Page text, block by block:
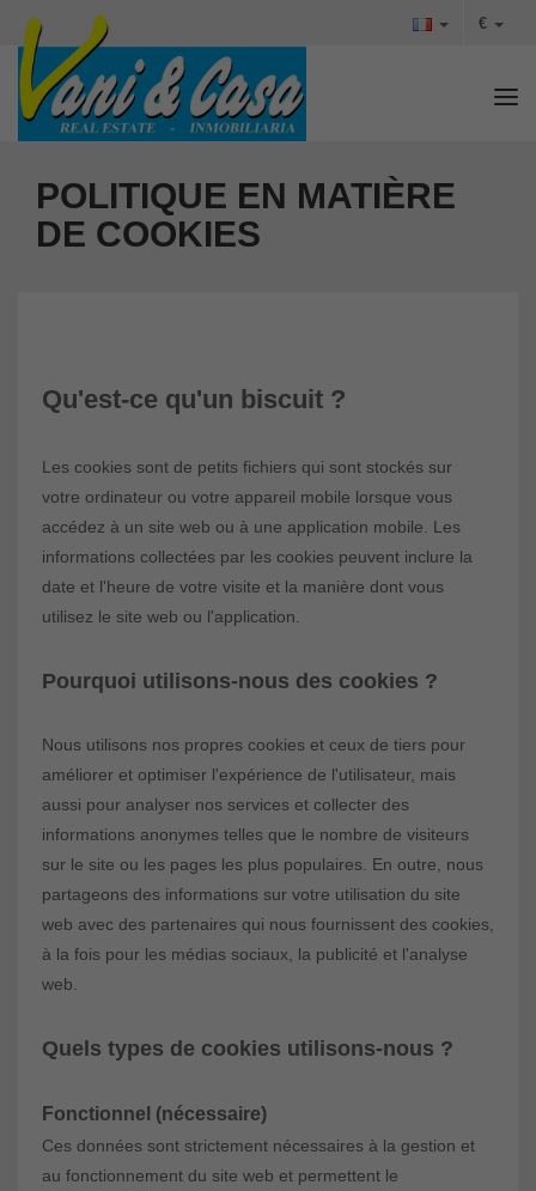
€
POLITIQUE EN MATIÈRE
DE COOKIES
Qu'est-ce qu'un biscuit ?
Les cookies sont de petits fichiers qui sont stockés sur
votre ordinateur ou votre appareil mobile lorsque vous
accédez à un site web ou à une application mobile. Les
informations collectées par les cookies peuvent inclure la
date et l'heure de votre visite et la manière dont vous
utilisez le site web ou l'application.
Pourquoi utilisons-nous des cookies ?
Nous utilisons nos propres cookies et ceux de tiers pour
améliorer et optimiser l'expérience de l'utilisateur, mais
aussi pour analyser nos services et collecter des
informations anonymes telles que le nombre de visiteurs
sur le site ou les pages les plus populaires. En outre, nous
partageons des informations sur votre utilisation du site
web avec des partenaires qui nous fournissent des cookies,
à la fois pour les médias sociaux, la publicité et l'analyse
web.
Quels types de cookies utilisons-nous ?
Fonctionnel (nécessaire)
Ces données sont strictement nécessaires à la gestion et
au fonctionnement du site web et permettent le